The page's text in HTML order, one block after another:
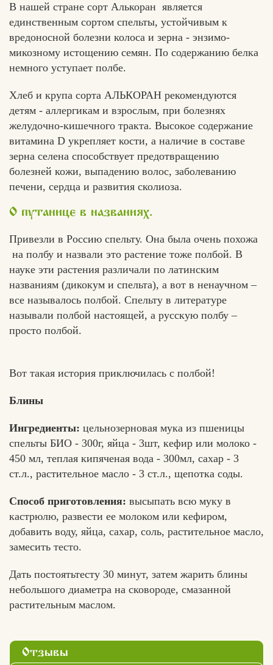
В нашей стране сорт Алькоран является
единственным сортом спельты, устойчивым к
вредоносной болезни колоса и зерна - энзимо-
микозному истощению семян. По содержанию белка
немного уступает полбе.
Хлеб и крупа сорта АЛЬКОРАН рекомендуются
детям - аллергикам и взрослым, при болезнях
желудочно-кишечного тракта. Высокое содержание
витамина D укрепляет кости, а наличие в составе
зерна селена способствует предотвращению
болезней кожи, выпадению волос, заболеванию
печени, сердца и развития сколиоза.
О путанице в названиях.
Привезли в Россию спельту. Она была очень похожа
на полбу и назвали это растение тоже полбой. В
науке эти растения различали по латинским
названиям (дикокум и спельта), а вот в ненаучном –
все называлось полбой. Спельту в литературе
называли полбой настоящей, а русскую полбу –
просто полбой.
Вот такая история приключилась с полбой!
Блины
Ингредиенты: цельнозерновая мука из пшеницы
спельты БИО - 300г, яйца - 3шт, кефир или молоко -
450 мл, теплая кипяченая вода - 300мл, сахар - 3
ст.л., растительное масло - 3 ст.л., щепотка соды.
Способ приготовления: высыпать всю муку в
кастрюлю, развести ее молоком или кефиром,
добавить воду, яйца, сахар, соль, растительное масло,
замесить тесто.
Дать постоятьтесту 30 минут, затем жарить блины
небольшого диаметра на сковороде, смазанной
растительным маслом.
Отзывы